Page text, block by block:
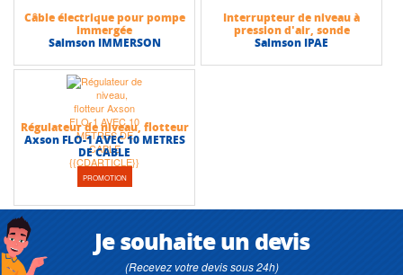
Câble électrique pour pompe
immergée
Salmson IMMERSON
Interrupteur de niveau à
pression d'air, sonde
Salmson IPAE
PROMOTION
Régulateur de niveau, flotteur
Axson FLO-1 AVEC 10 METRES
DE CABLE
Je souhaite un devis
(Recevez votre devis sous 24h)